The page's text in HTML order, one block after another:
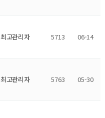
최고관리자 5713 06-14
최고관리자 5763 05-30